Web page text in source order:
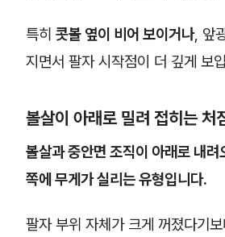
특히 콧볼 옆이 비어 보이거나, 앞
지면서 팔자 시작점이 더 깊게 보
볼살이 아래로 밀려 접히는 처
볼살과 중안면 조직이 아래로 내려
쪽에 무게가 실리는 유형입니다.
팔자 부위 자체가 크게 꺼졌다기